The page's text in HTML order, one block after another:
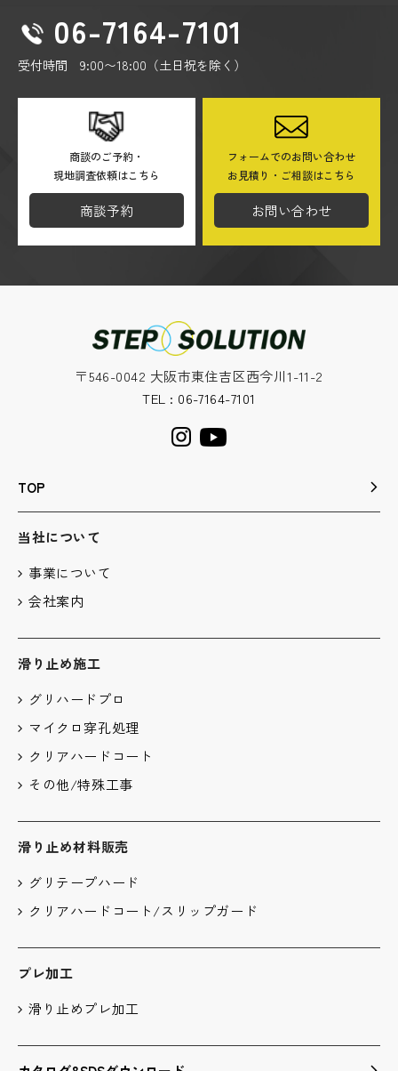
06-7164-7101
受付時間 9:00〜18:00（土日祝を除く）
商談のご予約・
現地調査依頼はこちら
商談予約
フォームでのお問い合わせ
お見積り・ご相談はこちら
お問い合わせ
〒546-0042 大阪市東住吉区西今川1-11-2
TEL : 06-7164-7101
TOP
当社について
事業について
会社案内
滑り止め施工
グリハードプロ
マイクロ穿孔処理
クリアハードコート
その他/特殊工事
滑り止め材料販売
グリテープハード
クリアハードコート/スリップガード
プレ加工
滑り止めプレ加工